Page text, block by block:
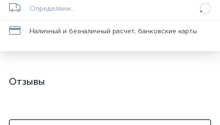
Определяем...
Наличный и безналичный расчет, банковские карты
Отзывы